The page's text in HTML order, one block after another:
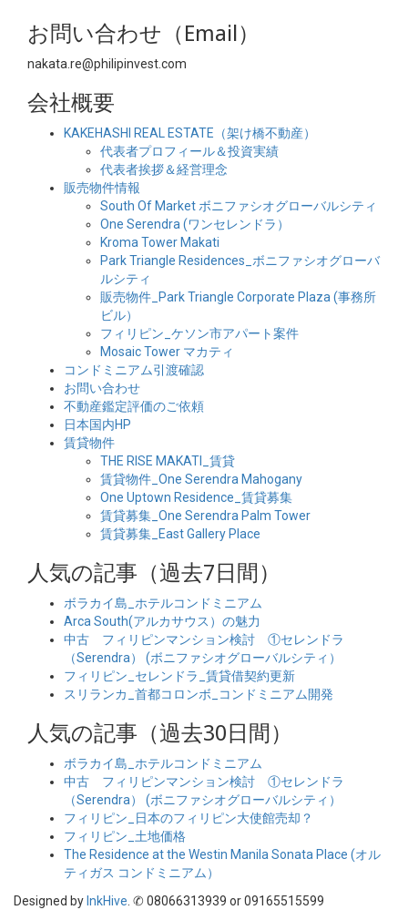
お問い合わせ（Email）
nakata.re@philipinvest.com
会社概要
KAKEHASHI REAL ESTATE（架け橋不動産）
代表者プロフィール＆投資実績
代表者挨拶＆経営理念
販売物件情報
South Of Market ボニファシオグローバルシティ
One Serendra (ワンセレンドラ）
Kroma Tower Makati
Park Triangle Residences_ボニファシオグローバ
ルシティ
販売物件_Park Triangle Corporate Plaza (事務所
ビル）
フィリピン_ケソン市アパート案件
Mosaic Tower マカティ
コンドミニアム引渡確認
お問い合わせ
不動産鑑定評価のご依頼
日本国内HP
賃貸物件
THE RISE MAKATI_賃貸
賃貸物件_One Serendra Mahogany
One Uptown Residence_賃貸募集
賃貸募集_One Serendra Palm Tower
賃貸募集_East Gallery Place
人気の記事（過去7日間）
ボラカイ島_ホテルコンドミニアム
Arca South(アルカサウス）の魅力
中古 フィリピンマンション検討 ①セレンドラ
（Serendra） (ボニファシオグローバルシティ）
フィリピン_セレンドラ_賃貸借契約更新
スリランカ_首都コロンボ_コンドミニアム開発
人気の記事（過去30日間）
ボラカイ島_ホテルコンドミニアム
中古 フィリピンマンション検討 ①セレンドラ
（Serendra） (ボニファシオグローバルシティ）
フィリピン_日本のフィリピン大使館売却？
フィリピン_土地価格
The Residence at the Westin Manila Sonata Place (オル
ティガス コンドミニアム）
Designed by InkHive ✆ 08066313939 or 09165515599